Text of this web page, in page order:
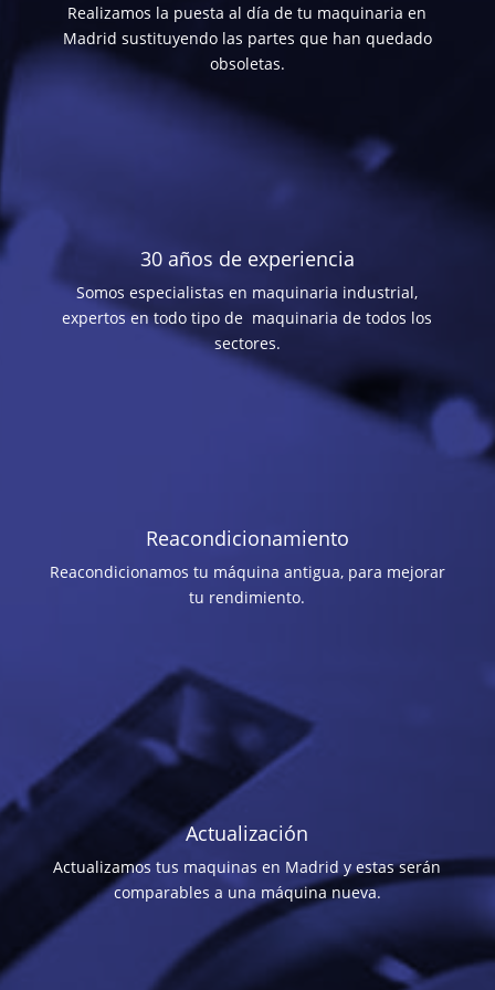
Realizamos la puesta al día de tu maquinaria en
Madrid sustituyendo las partes que han quedado
obsoletas.
30 años de experiencia
Somos especialistas en maquinaria industrial,
expertos en todo tipo de maquinaria de todos los
sectores.
Reacondicionamiento
Reacondicionamos tu máquina antigua, para mejorar
tu rendimiento.
Actualización
Actualizamos tus maquinas en Madrid y estas serán
comparables a una máquina nueva.